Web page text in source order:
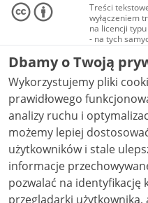
Treści
wyłączeniem
na licencji
- na tych
Materiały
audio i wideo,
Creative
niekomercyjne
NC-ND 4.0), o
Dbamy o Twoją
Wykorzystujemy pliki
prawidłowego
analizy ruchu i optymalizacji
możemy lepiej
użytkowników i stale ulepszać
informacje
pozwalać na identyfikację
przeglądarki